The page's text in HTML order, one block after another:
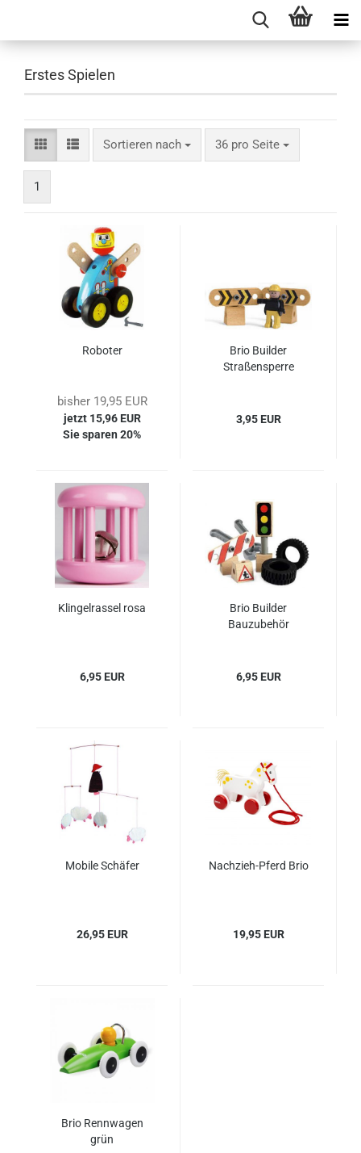
Erstes Spielen
Sortieren nach
Sortieren nach 36 pro Seite
pro Seite
1
Roboter
bisher 19,95 EUR
jetzt 15,96 EUR
Sie sparen 20%
Brio Builder
Straßensperre
3,95 EUR
Klingelrassel rosa
6,95 EUR
Brio Builder
Bauzubehör
6,95 EUR
Mobile Schäfer
26,95 EUR
Nachzieh-Pferd Brio
19,95 EUR
Brio Rennwagen
grün